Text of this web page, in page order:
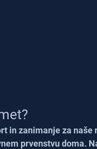
in zanimanje za
prvenstvu doma.